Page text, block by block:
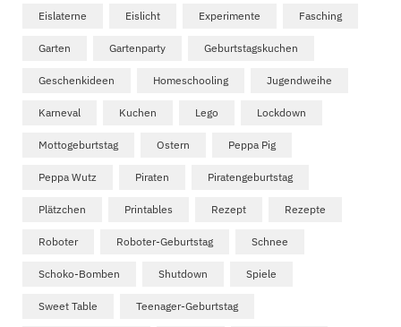
Eislaterne Eislicht Experimente Fasching
Garten Gartenparty Geburtstagskuchen
Geschenkideen Homeschooling Jugendweihe
Karneval Kuchen Lego Lockdown
Mottogeburtstag Ostern Peppa Pig
Peppa Wutz Piraten Piratengeburtstag
Plätzchen Printables Rezept Rezepte
Roboter Roboter-Geburtstag Schnee
Schoko-Bomben Shutdown Spiele
Sweet Table Teenager-Geburtstag